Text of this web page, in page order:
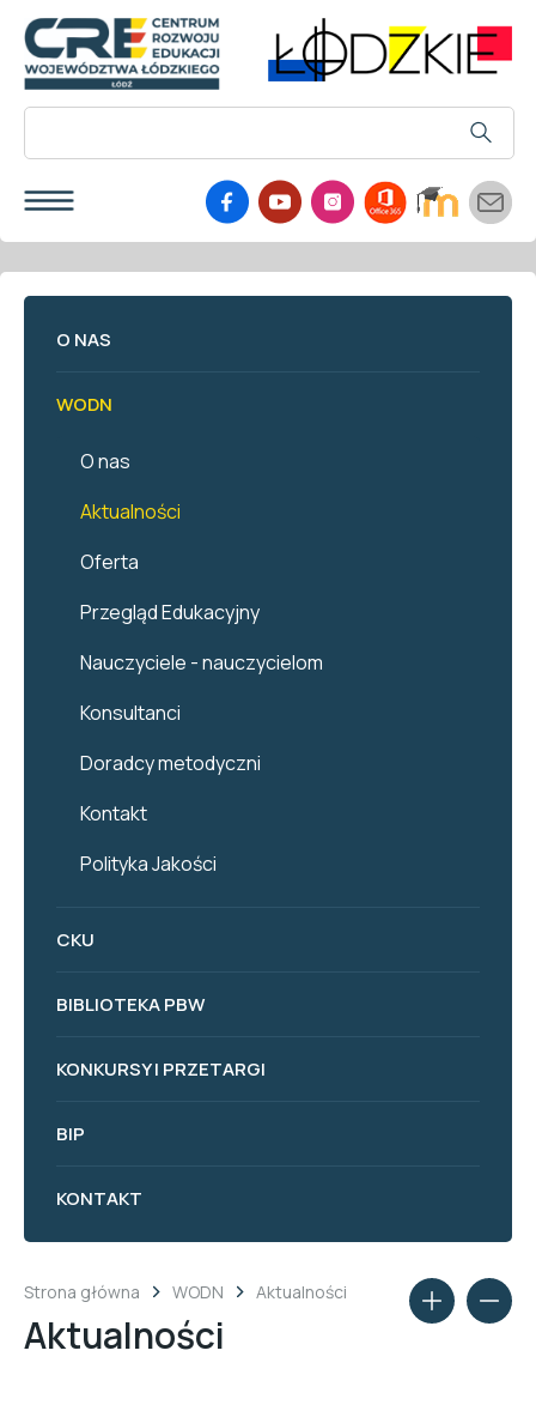
O NAS
WODN
O nas
Aktualności
Oferta
Przegląd Edukacyjny
Nauczyciele - nauczycielom
Konsultanci
Doradcy metodyczni
Kontakt
Polityka Jakości
CKU
BIBLIOTEKA PBW
KONKURSY I PRZETARGI
BIP
KONTAKT
Strona główna WODN Aktualności
Aktualności